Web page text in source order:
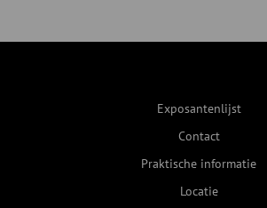
Exposantenlijst
Contact
Praktische informatie
Locatie